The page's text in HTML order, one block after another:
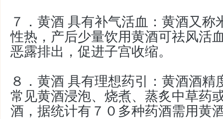
７． 黄酒 具有补气活血：黄酒又称
性热，产后少量饮用黄酒可祛风活
恶露排出，促进子宫收缩。
８．黄酒 具有理想药引：黄酒酒精
常见黄酒浸泡、烧煮、蒸炙中草药
酒，据统计有７０多种药酒需用黄